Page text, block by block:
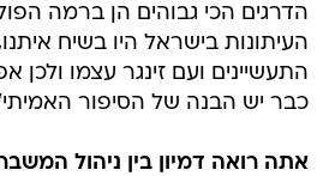
הדרגים הכי גבוהים הן ברמה
העיתונות בישראל היו בשיח
התעשיינים ועם זינגר עצמו
כבר יש הבנה של הסיפור
אתה רואה דמיון בין ניהול